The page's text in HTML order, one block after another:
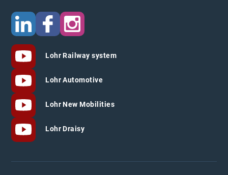
Lohr Railway system
Lohr Automotive
Lohr New Mobilities
Lohr Draisy